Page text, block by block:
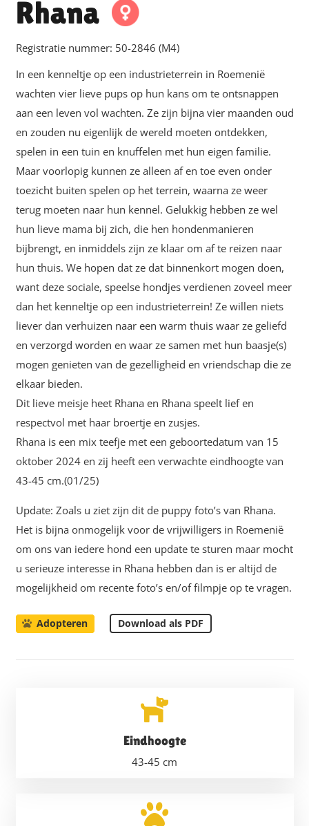
Rhana
Registratie nummer: 50-2846 (M4)
In een kenneltje op een industrieterrein in Roemenië
wachten vier lieve pups op hun kans om te ontsnappen
aan een leven vol wachten. Ze zijn bijna vier maanden oud
en zouden nu eigenlijk de wereld moeten ontdekken,
spelen in een tuin en knuffelen met hun eigen familie.
Maar voorlopig kunnen ze alleen af en toe even onder
toezicht buiten spelen op het terrein, waarna ze weer
terug moeten naar hun kennel. Gelukkig hebben ze wel
hun lieve mama bij zich, die hen hondenmanieren
bijbrengt, en inmiddels zijn ze klaar om af te reizen naar
hun thuis. We hopen dat ze dat binnenkort mogen doen,
want deze sociale, speelse hondjes verdienen zoveel meer
dan het kenneltje op een industrieterrein! Ze willen niets
liever dan verhuizen naar een warm thuis waar ze geliefd
en verzorgd worden en waar ze samen met hun baasje(s)
mogen genieten van de gezelligheid en vriendschap die ze
elkaar bieden.
Dit lieve meisje heet Rhana en Rhana speelt lief en
respectvol met haar broertje en zusjes.
Rhana is een mix teefje met een geboortedatum van 15
oktober 2024 en zij heeft een verwachte eindhoogte van
43-45 cm.(01/25)
Update: Zoals u ziet zijn dit de puppy foto’s van Rhana.
Het is bijna onmogelijk voor de vrijwilligers in Roemenië
om ons van iedere hond een update te sturen maar mocht
u serieuze interesse in Rhana hebben dan is er altijd de
mogelijkheid om recente foto’s en/of filmpje op te vragen.
Adopteren Download als PDF
Eindhoogte
43-45 cm